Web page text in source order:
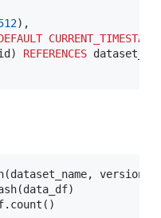
) ,
CURRENT_TIMESTAMP
) REFERENCES